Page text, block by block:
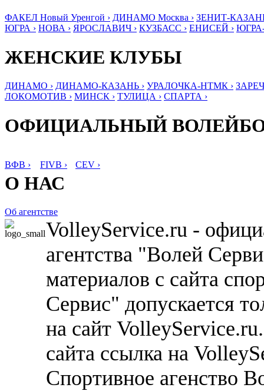
ФАКЕЛ Новый Уренгой › ДИНАМО Москва › ЗЕНИТ-
ЮГРА › НОВА › ЯРОСЛАВИЧ › КУЗБАСС › ЕНИСЕЙ ›
ЖЕНСКИЕ КЛУБЫ
ДИНАМО › ДИНАМО-КАЗАНЬ › УРАЛОЧКА-НТМК ›
ЛОКОМОТИВ › МИНСК › ТУЛИЦА › СПАРТА ›
ОФИЦИАЛЬНЫЙ
ВФВ › FIVB › CEV ›
О НАС
Об агентстве
VolleyService.ru -
агентства "Волей
материалов с сайта
Сервис" допускается
на сайт
сайта ссылка на
Спортивное агенство